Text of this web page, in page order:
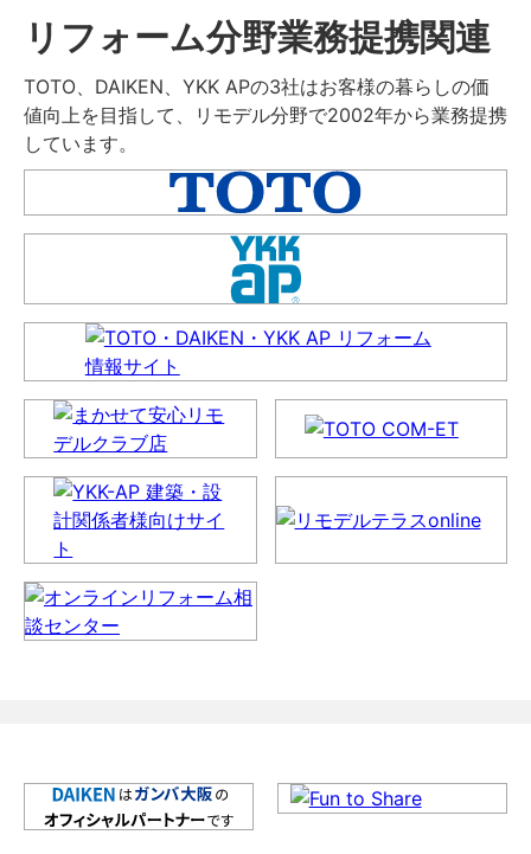
リフォーム分野業務提携関連
TOTO、DAIKEN、YKK APの3社はお客様の暮らしの価
値向上を目指して、リモデル分野で2002年から業務提携
しています。